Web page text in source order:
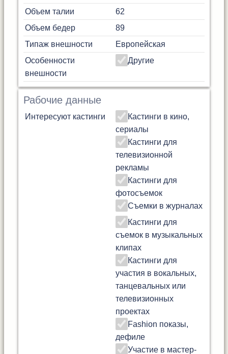
Объем талии
62
Объем бедер
89
Типаж внешности
Европейская
Особенности
внешности
Другие
Рабочие данные
Интересуют кастинги
Кастинги в кино,
сериалы
Кастинги для
телевизионной
рекламы
Кастинги для
фотосъемок
Съемки в журналах
Кастинги для
съемок в музыкальных
клипах
Кастинги для
участия в вокальных,
танцевальных или
телевизионных
проектах
Fashion показы,
дефиле
Участие в мастер-